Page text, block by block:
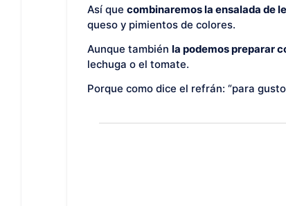
Así quecombinaremos la ensalada de
queso y pimientos de colores.
Aunque tambiénla podemos preparar
lechuga o el tomate.
Porque como dice el refrán: “para